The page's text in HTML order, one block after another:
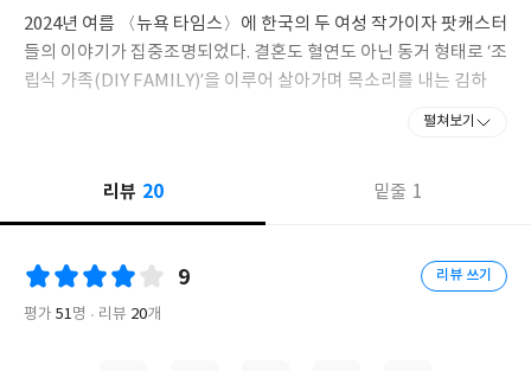
2024년 여름 〈뉴욕 타임스〉에 한국의 두 여성 작가이자 팟캐스터
들의 이야기가 집중조명되었다. 결혼도 혈연도 아닌 동거 형태로 ‘조
립식 가족(DIY FAMILY)’을 이루어 살아가며 목소리를 내는 김하
나, 황선우 작가는 한국 가족구조의 지각변동을 상징하는 인물로
알린 베스트셀러 『여자 둘이 살고 있습니다』 2024년 개정증보판
이 두 작가의 새 에세이들과 미공개 사진들을 더해 이야기장수에서
펼쳐보기
리뷰 20 밑줄 1
9
평가 51명 리뷰 20개
리뷰 쓰기